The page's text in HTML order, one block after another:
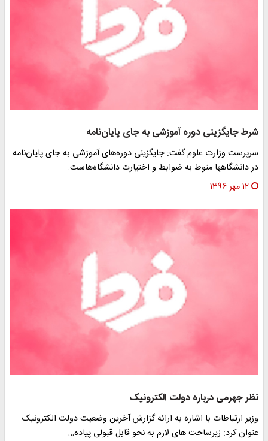
شرط جایگزینی دوره آموزشی به جای پایان‌‌نامه‌‌
سرپرست وزارت علوم گفت: جایگزینی دوره‌های آموزشی به جای پایان‌نامه
در دانشگاهها منوط به ضوابط و اختیارت دانشگاه‌هاست.
۱۲ مهر ۱۳۹۶
نظر جهرمی درباره دولت الکترونیک
وزیر ارتباطات با اشاره به ارائه گزارش آخرین وضعیت دولت الکترونیک
عنوان کرد: زیرساخت های لازم به نحو قابل قبولی پیاده…